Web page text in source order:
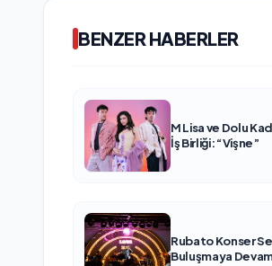
BENZER HABERLER
M Lisa ve Dolu
İş Birliği: “Vişne”
Rubato Konser
Buluşmaya